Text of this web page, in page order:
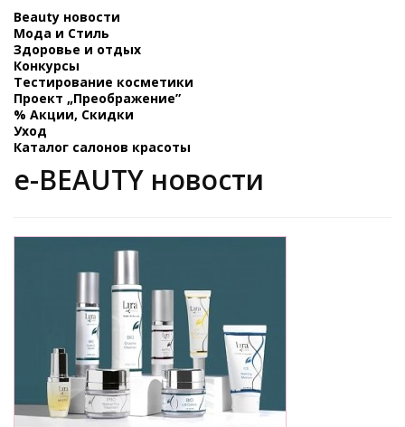
Beauty новости
Мода и Стиль
Здоровье и отдых
Конкурсы
Тестирование косметики
Проект „Преображение”
% Акции, Скидки
Уход
Каталог салонов красоты
e-BEAUTY новости